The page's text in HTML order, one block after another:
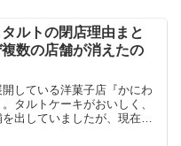
ルトの閉店理由まと
数の店舗が消えたの
している洋菓子店『かにわ
タルトケーキがおいしく、
出していましたが、現在は